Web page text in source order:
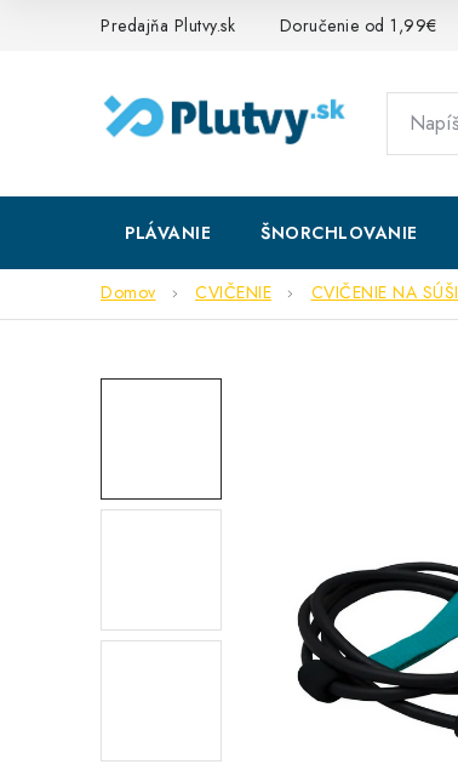
Predajňa Plutvy.sk Doručenie od 1,99€
PLÁVANIE ŠNORCHLOVANIE
Domov CVIČENIE CVIČENIE NA SÚŠI